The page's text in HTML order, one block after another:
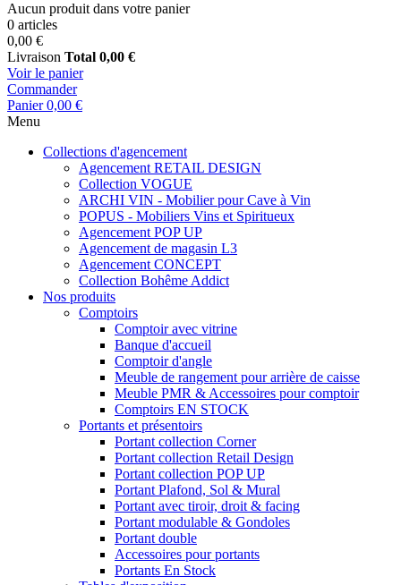
Aucun produit dans votre panier
0 articles
0,00 €
Livraison Total 0,00 €
Voir le panier
Commander
Panier 0,00 €
Menu
Collections d'agencement
Agencement RETAIL DESIGN
Collection VOGUE
ARCHI VIN - Mobilier pour Cave à Vin
POPUS - Mobiliers Vins et Spiritueux
Agencement POP UP
Agencement de magasin L3
Agencement CONCEPT
Collection Bohême Addict
Nos produits
Comptoirs
Comptoir avec vitrine
Banque d'accueil
Comptoir d'angle
Meuble de rangement pour arrière de caisse
Meuble PMR & Accessoires pour comptoir
Comptoirs EN STOCK
Portants et présentoirs
Portant collection Corner
Portant collection Retail Design
Portant collection POP UP
Portant Plafond, Sol & Mural
Portant avec tiroir, droit & facing
Portant modulable & Gondoles
Portant double
Accessoires pour portants
Portants En Stock